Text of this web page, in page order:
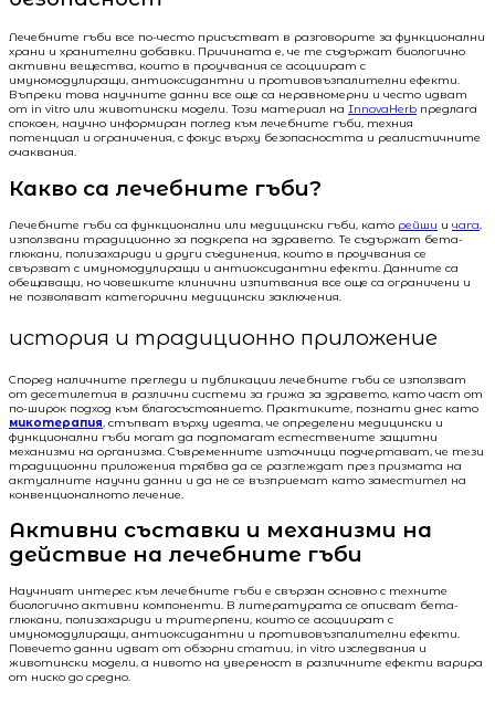
Лечебните гъби все по-често присъстват в разговорите за функционални
храни и хранителни добавки. Причината е, че те съдържат биологично
активни вещества, които в проучвания се асоциират с
имуномодулиращи, антиоксидантни и противовъзпалителни ефекти.
Въпреки това научните данни все още са неравномерни и често идват
от in vitro или животински модели. Този материал на InnovaHerb предлага
спокоен, научно информиран поглед към лечебните гъби, техния
потенциал и ограничения, с фокус върху безопасността и реалистичните
очаквания.
Какво са лечебните гъби?
Лечебните гъби са функционални или медицински гъби, като рейши и чага,
използвани традиционно за подкрепа на здравето. Те съдържат бета-
глюкани, полизахариди и други съединения, които в проучвания се
свързват с имуномодулиращи и антиоксидантни ефекти. Данните са
обещаващи, но човешките клинични изпитвания все още са ограничени и
не позволяват категорични медицински заключения.
история и традиционно приложение
Според наличните прегледи и публикации лечебните гъби се използват
от десетилетия в различни системи за грижа за здравето, като част от
по-широк подход към благосъстоянието. Практиките, познати днес като
микотерапия, стъпват върху идеята, че определени медицински и
функционални гъби могат да подпомагат естествените защитни
механизми на организма. Съвременните източници подчертават, че тези
традиционни приложения трябва да се разглеждат през призмата на
актуалните научни данни и да не се възприемат като заместител на
конвенционалното лечение.
Активни съставки и механизми на
действие на лечебните гъби
Научният интерес към лечебните гъби е свързан основно с техните
биологично активни компоненти. В литературата се описват бета-
глюкани, полизахариди и тритерпени, които се асоциират с
имуномодулиращи, антиоксидантни и противовъзпалителни ефекти.
Повечето данни идват от обзорни статии, in vitro изследвания и
животински модели, а нивото на увереност в различните ефекти варира
от ниско до средно.